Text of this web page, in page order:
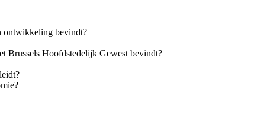
ontwikkeling bevindt?
Brussels Hoofdstedelijk Gewest bevindt?